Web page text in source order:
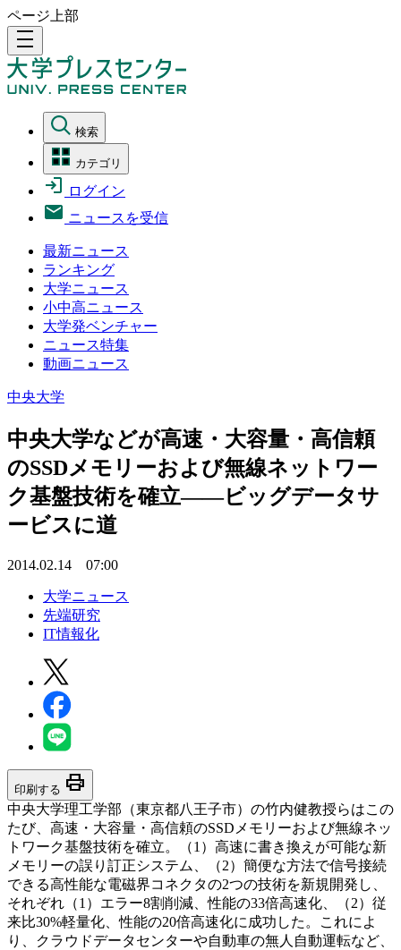
ページ上部
density_medium
検索
カテゴリ
ログイン
ニュースを受信
最新ニュース
ランキング
大学ニュース
小中高ニュース
大学発ベンチャー
ニュース特集
動画ニュース
中央大学
中央大学などが高速・大容量・高信頼
のSSDメモリーおよび無線ネットワー
ク基盤技術を確立――ビッグデータサ
ービスに道
2014.02.14 07:00
大学ニュース
先端研究
IT情報化
印刷する print
中央大学理工学部（東京都八王子市）の竹内健教授らはこの
たび、高速・大容量・高信頼のSSDメモリーおよび無線ネッ
トワーク基盤技術を確立。（1）高速に書き換えが可能な新
メモリーの誤り訂正システム、（2）簡便な方法で信号接続
できる高性能な電磁界コネクタの2つの技術を新規開発し、
それぞれ（1）エラー8割削減、性能の33倍高速化、（2）従
来比30%軽量化、性能の20倍高速化に成功した。これによ
り、クラウドデータセンターや自動車の無人自動運転など、